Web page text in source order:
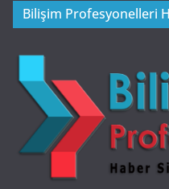
Bilişim Profesyonelleri